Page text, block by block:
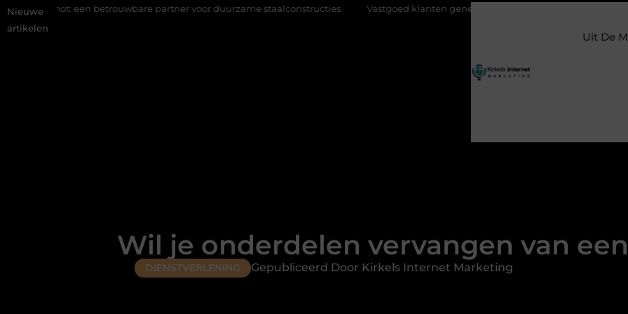
Nieuwe
artikelen
betrouwbare partner voor duurzame staalconstructies Vastgoed klanten genereren met online marketing: zo trek je meer kopers,
Uit De
Wil je onderdelen vervangen van
DIENSTVERLENING Gepubliceerd Door Kirkels Internet Marketing